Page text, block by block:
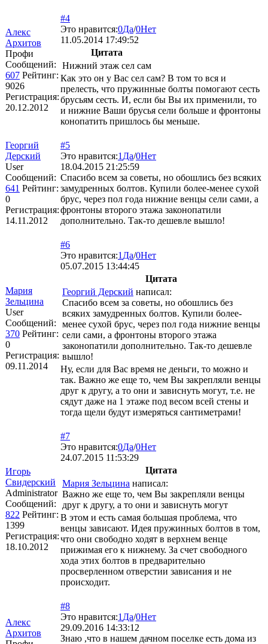
Алекс
Архитов
Профи
Сообщений:
607 Рейтинг:
9026
Регистрация:
20.12.2012
#4
Это нравится:0Да/0Нет
11.05.2014 17:49:52
Цитата
Нижний этаж сел сам
Как это он у Вас сел сам? В том то вся и
прелесть, что пружинные болты помогают сесть
брусьям сесть. И, если бы Вы их применили, то
и нижние Ваши брусья сели больше и фронтоны
конопатить пришлось бы меньше.
Георгий
Дерский
User
Сообщений:
641 Рейтинг:
0
Регистрация:
14.11.2012
#5
Это нравится:1 Да/0Нет
18.04.2015 21:25:59
Спасибо всем за советы, но обошлись без всяких
замудренных болтов. Купили более-менее сухой
брус, через пол года нижние венцы сели сами, а
фронтоны второго этажа законопатили
дополнительно. Так-то дешевле вышло!
Мария
Зельцина
User
Сообщений:
370 Рейтинг:
0
Регистрация:
09.11.2014
#6
Это нравится:1 Да/0Нет
05.07.2015 13:44:45
Цитата
Георгий Дерский написал:
Спасибо всем за советы, но обошлись без
всяких замудренных болтов. Купили более-
менее сухой брус, через пол года нижние венцы
сели сами, а фронтоны второго этажа
законопатили дополнительно. Так-то дешевле
вышло!
Ну, если для Вас время не деньги, то можно и
так. Важно же еще то, чем Вы закрепляли венцы
друг к другу, а то они и зависнуть могут, т.е. не
сядут даже на 1 этаже под весом всей стены и
тогда щели будут измеряться сантиметрами!
Игорь
Свидерский
Administrator
Сообщений:
822 Рейтинг:
1399
Регистрация:
18.10.2012
#7
Это нравится:0Да/0Нет
24.07.2015 11:53:29
Цитата
Мария Зельцина написал:
Важно же еще то, чем Вы закрепляли венцы
друг к другу, а то они и зависнуть могут
В этом и есть самая большая проблема, что
венцы зависают. Идея пружинных болтов в том,
что они свободно ходят в верхнем венце
прижимая его к нижнему. За счет свободного
хода этих болтов в предварительно
просверленном отверстии зависания и не
происходит.
Алекс
Архитов
#8
Это нравится:1 Да/0Нет
29.09.2016 14:33:12
Знаю ,что в нашем дачном поселке есть дома из